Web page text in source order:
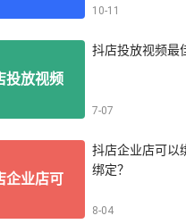
店怎么投
家退款
一个人能
个抖店呢
10-11
投放视频
抖店投放视频最
7-07
企业店可
抖店企业店可以
绑定？
8-04